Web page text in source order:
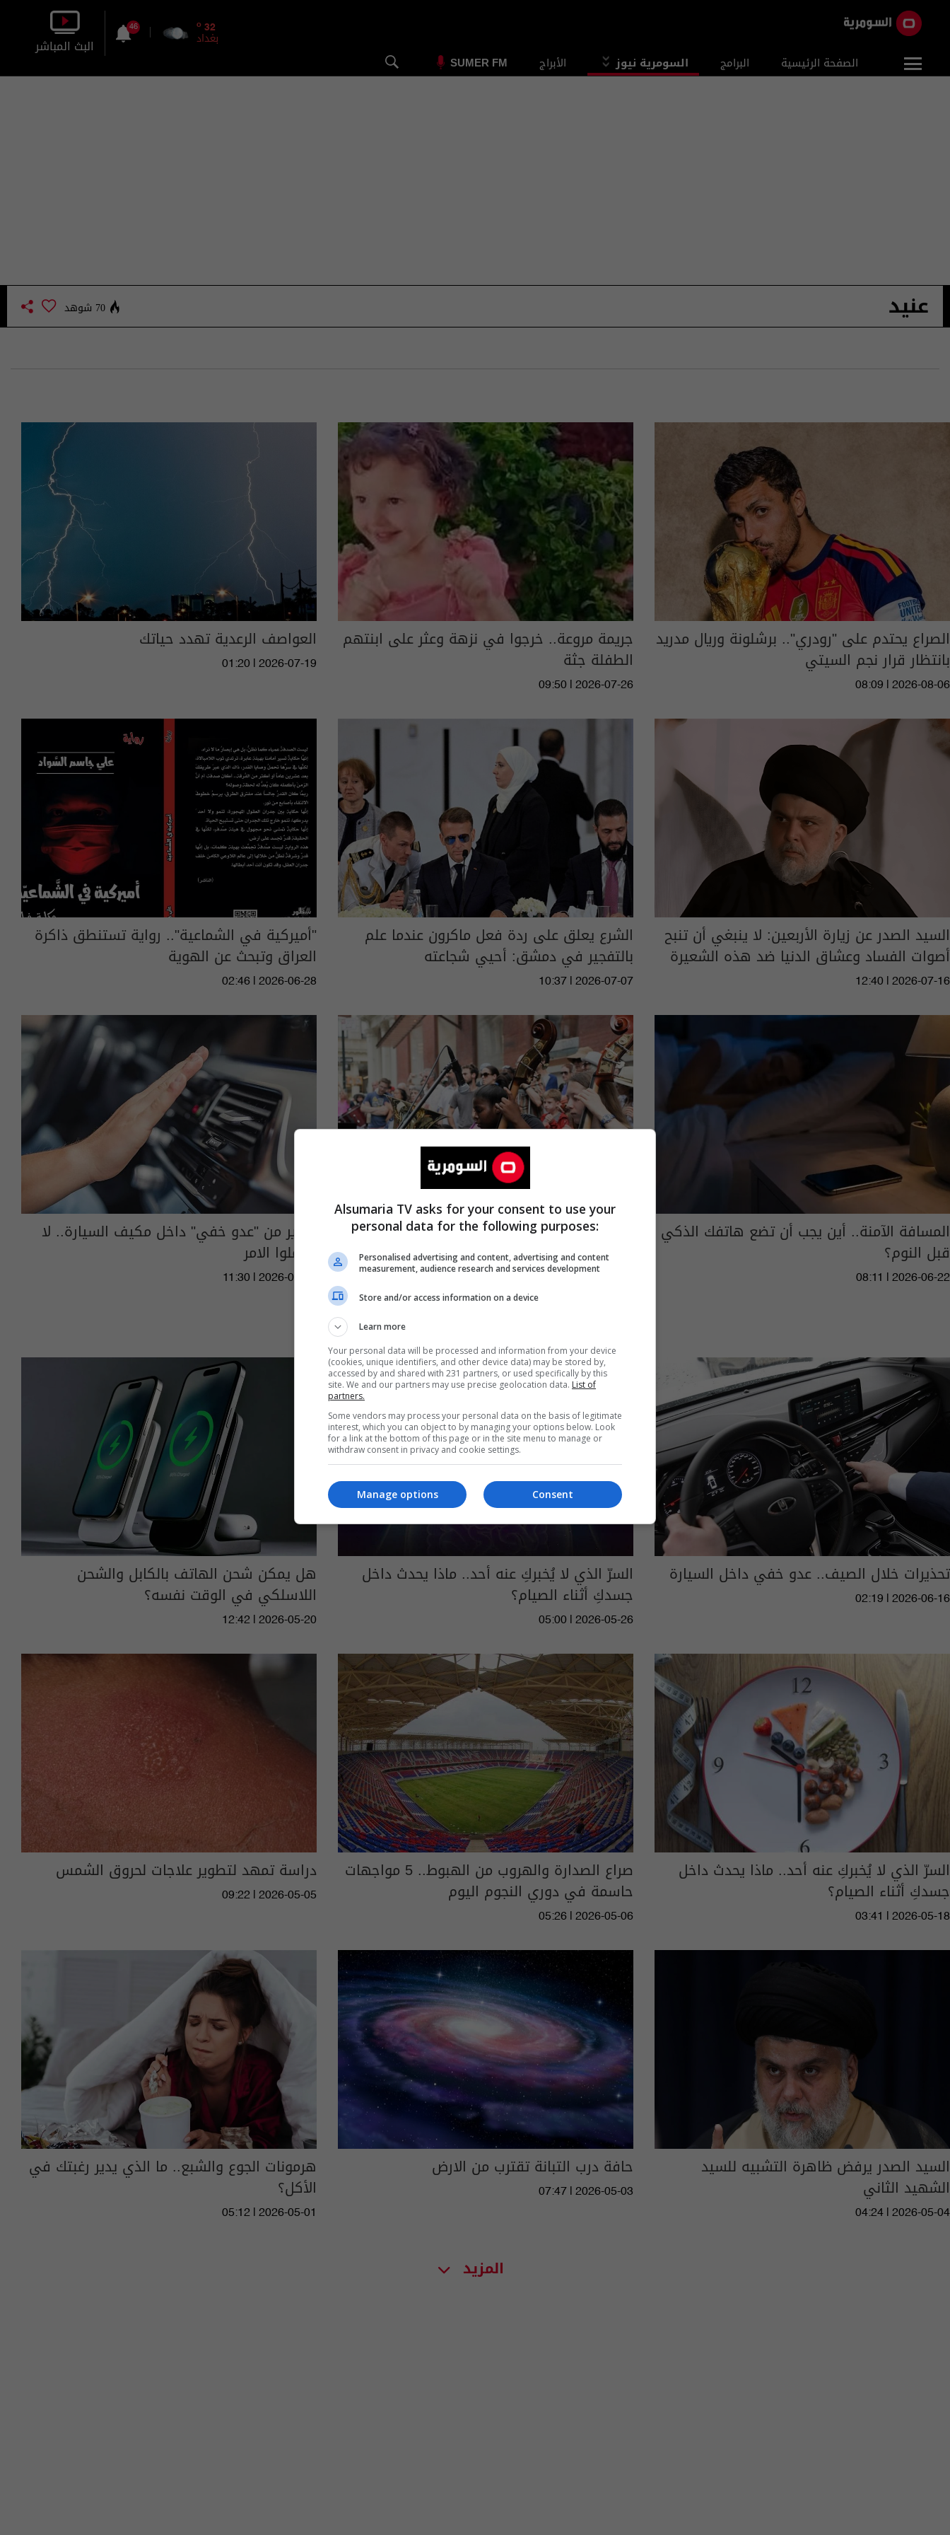
الصفحة الرئيسية البرامج السومرية نيوز الأبراج SUMER FM
32
o
بغداد
46
البث المباشر
عنيد 70 شوهد
الصراع يحتدم على "رودري".. برشلونة وريال مدريد
بانتظار قرار نجم السيتي
08:09 | 2026-08-06
جريمة مروعة.. خرجوا في نزهة وعثر على ابنتهم
الطفلة جثة
09:50 | 2026-07-26
العواصف الرعدية تهدد حياتك
01:20 | 2026-07-19
السيد الصدر عن زيارة الأربعين: لا ينبغي أن تنبح
أصوات الفساد وعشاق الدنيا ضد هذه الشعيرة
12:40 | 2026-07-16
الشرع يعلق على ردة فعل ماكرون عندما علم
بالتفجير في دمشق: أحيي شجاعته
10:37 | 2026-07-07
"أميركية في الشماعية".. رواية تستنطق ذاكرة
العراق وتبحث عن الهوية
02:46 | 2026-06-28
المسافة الآمنة.. أين يجب أن تضع هاتفك الذكي
قبل النوم؟
08:11 | 2026-06-22
"عيد الموسيقى".. أصوله فرنسية وصلت لكل
أنحاء العالم
تحذير من "عدو خفي" داخل مكيف السيارة.. لا
تهملوا الامر
11:30 | 2026-06-16
تحذيرات خلال الصيف.. عدو خفي داخل السيارة
02:19 | 2026-06-16
السرّ الذي لا يُخبركِ عنه أحد.. ماذا يحدث داخل
جسدكِ أثناء الصيام؟
05:00 | 2026-05-26
هل يمكن شحن الهاتف بالكابل والشحن
اللاسلكي في الوقت نفسه؟
12:42 | 2026-05-20
السرّ الذي لا يُخبركِ عنه أحد.. ماذا يحدث داخل
جسدكِ أثناء الصيام؟
03:41 | 2026-05-18
صراع الصدارة والهروب من الهبوط.. 5 مواجهات
حاسمة في دوري النجوم اليوم
05:26 | 2026-05-06
دراسة تمهد لتطوير علاجات لحروق الشمس
09:22 | 2026-05-05
السيد الصدر يرفض ظاهرة التشبيه للسيد
الشهيد الثاني
04:24 | 2026-05-04
حافة درب التبانة تقترب من الارض
07:47 | 2026-05-03
هرمونات الجوع والشبع.. ما الذي يدير رغبتك في
الأكل؟
05:12 | 2026-05-01
المزيد
Alsumaria TV asks for your consent to use your
personal data for the following purposes:
Personalised advertising and content, advertising and content
measurement, audience research and services development
Store and/or access information on a device
Learn more
Your personal data will be processed and information from your device
(cookies, unique identifiers, and other device data) may be stored by,
accessed by and shared with 231 partners, or used specifically by this
site. We and our partners may use precise geolocation data. List of
partners.
Some vendors may process your personal data on the basis of legitimate
interest, which you can object to by managing your options below. Look
for a link at the bottom of this page or in the site menu to manage or
withdraw consent in privacy and cookie settings.
Consent
Manage options